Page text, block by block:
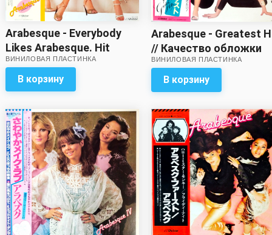
Arabesque - Everybody
Likes Arabesque. Hit
Medley (Red vinyl)
ВИНИЛОВАЯ ПЛАСТИНКА
В корзину
Arabesque - Greatest
// Качество обложки
близко к отличному!
Целый набор вкладок
в комплекте!
ВИНИЛОВАЯ ПЛАСТИНКА
В корзину